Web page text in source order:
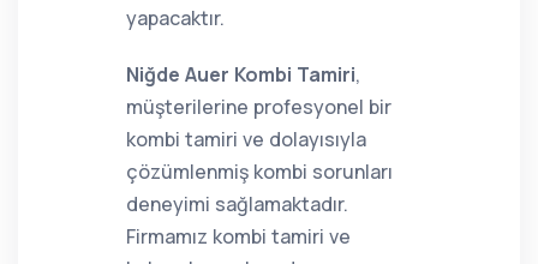
yapacaktır.
Niğde Auer Kombi Tamiri,
müşterilerine profesyonel bir
kombi tamiri ve dolayısıyla
çözümlenmiş kombi sorunları
deneyimi sağlamaktadır.
Firmamız kombi tamiri ve